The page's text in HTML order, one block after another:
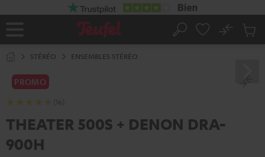
Page
Rechercher
No
STÉRÉO ENSEMBLES STÉRÉO
PROMO
(16)
THEATER 500S + DENON DRA-
900H